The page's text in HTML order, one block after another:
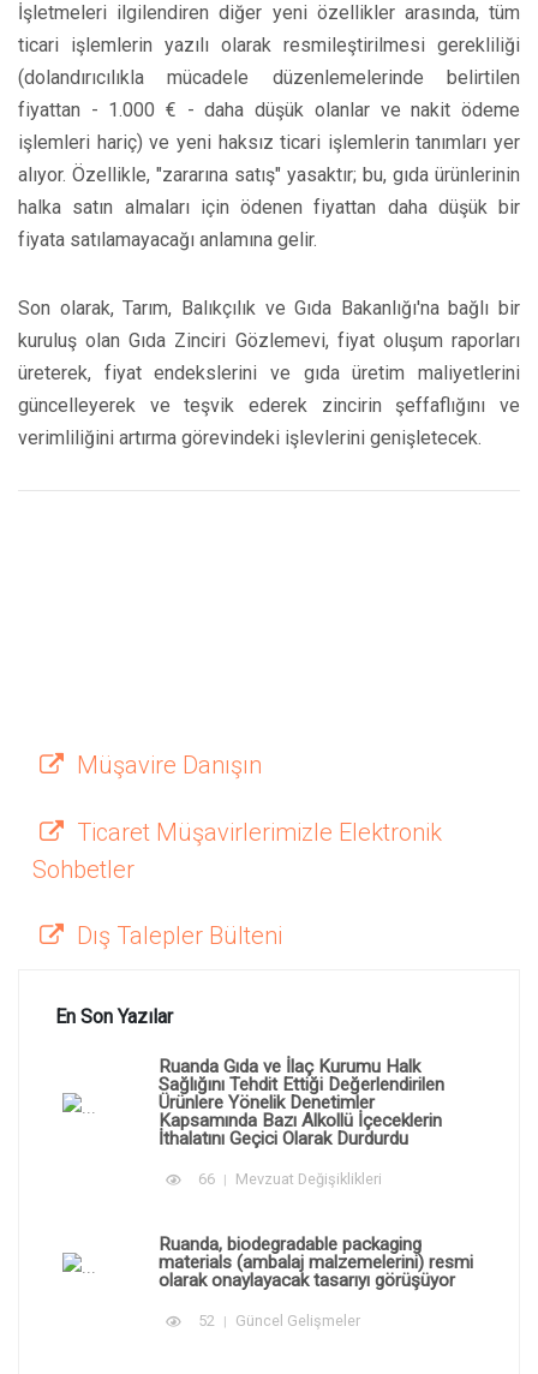
İşletmeleri ilgilendiren diğer yeni özellikler arasında, tüm
ticari işlemlerin yazılı olarak resmileştirilmesi gerekliliği
(dolandırıcılıkla mücadele düzenlemelerinde belirtilen
fiyattan - 1.000 € - daha düşük olanlar ve nakit ödeme
işlemleri hariç) ve yeni haksız ticari işlemlerin tanımları yer
alıyor. Özellikle, "zararına satış" yasaktır; bu, gıda ürünlerinin
halka satın almaları için ödenen fiyattan daha düşük bir
fiyata satılamayacağı anlamına gelir.
Son olarak, Tarım, Balıkçılık ve Gıda Bakanlığı'na bağlı bir
kuruluş olan Gıda Zinciri Gözlemevi, fiyat oluşum raporları
üreterek, fiyat endekslerini ve gıda üretim maliyetlerini
güncelleyerek ve teşvik ederek zincirin şeffaflığını ve
verimliliğini artırma görevindeki işlevlerini genişletecek.
Müşavire Danışın
Ticaret Müşavirlerimizle Elektronik
Sohbetler
Dış Talepler Bülteni
En Son Yazılar
Ruanda Gıda ve İlaç Kurumu Halk
Sağlığını Tehdit Ettiği Değerlendirilen
Ürünlere Yönelik Denetimler
Kapsamında Bazı Alkollü İçeceklerin
İthalatını Geçici Olarak Durdurdu
66 Mevzuat Değişiklikleri
Ruanda, biodegradable packaging
materials (ambalaj malzemelerini) resmi
olarak onaylayacak tasarıyı görüşüyor
52 Güncel Gelişmeler